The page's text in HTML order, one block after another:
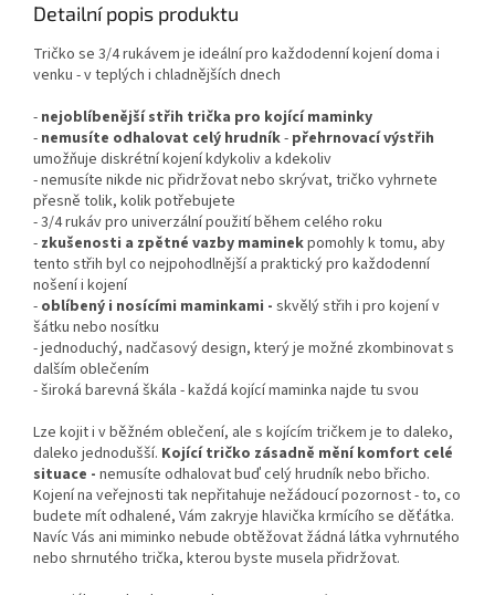
Detailní popis produktu
Tričko se 3/4 rukávem je ideální pro každodenní kojení doma i
venku - v teplých i chladnějších dnech
- nejoblíbenější střih trička pro kojící maminky
- nemusíte odhalovat celý hrudník- přehrnovacívýstřih
umožňuje diskrétní kojení kdykoliv a kdekoliv
- nemusíte nikde nic přidržovat nebo skrývat, tričko vyhrnete
přesně tolik, kolik potřebujete
- 3/4 rukáv pro univerzální použití během celého roku
- zkušenosti a zpětné vazby maminekpomohly k tomu, aby
tento střih byl co nejpohodlnější a praktický pro každodenní
nošení i kojení
- oblíbený i nosícími maminkami - skvělý střih i pro kojení v
šátku nebo nosítku
- jednoduchý, nadčasový design, který je možné zkombinovat s
dalším oblečením
- široká barevná škála - každá kojící maminka najde tu svou
Lze kojit i v běžném oblečení, ale s kojícím tričkem je to daleko,
daleko jednodušší. Kojící tričko zásadně mění komfort celé
situace - nemusíte odhalovat buď celý hrudník nebo břicho.
Kojení na veřejnosti tak nepřitahuje nežádoucí pozornost - to, co
budete mít odhalené, Vám zakryje hlavička krmícího se děťátka.
Navíc Vás ani miminko nebude obtěžovat žádná látka vyhrnutého
nebo shrnutého trička, kterou byste musela přidržovat.